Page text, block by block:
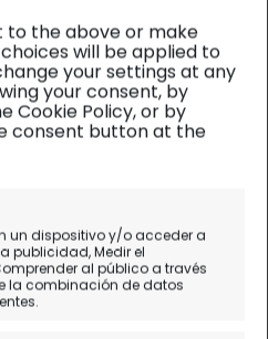
to the above or make
will be applied to
your settings at any
your consent, by
Cookie Policy, or by
consent button at the
un dispositivo y/o acceder a
publicidad, Medir el
al público a través
la combinación de datos
los fiordos